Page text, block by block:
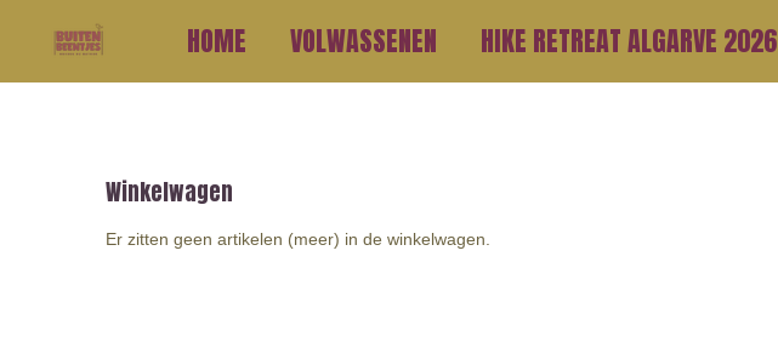
direct
naar
HOME VOLWASSENEN HIKE RETREAT ALGARVE 2026
Winkelwagen
Er zitten geen artikelen (meer) in de winkelwagen.